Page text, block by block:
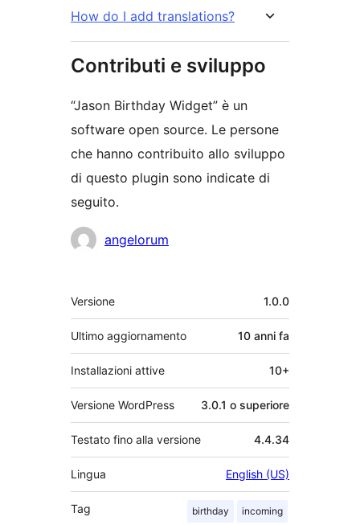
How do I add translations?
Contributi e sviluppo
“Jason Birthday Widget” è un
software open source. Le persone
che hanno contribuito allo sviluppo
di questo plugin sono indicate di
seguito.
Collaboratori
angelorum
Meta
Versione 1.0.0
Ultimo aggiornamento 10 anni fa
Installazioni attive 10+
Versione WordPress 3.0.1 o superiore
Testato fino alla versione 4.4.34
Lingua English (US)
Tag birthday incoming